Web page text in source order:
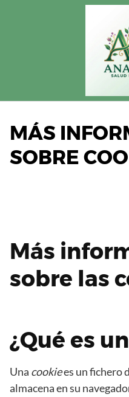
MÁS
SOBRE
Más
sobre las
¿Qué es
Una cookiees un fichero
almacena en su